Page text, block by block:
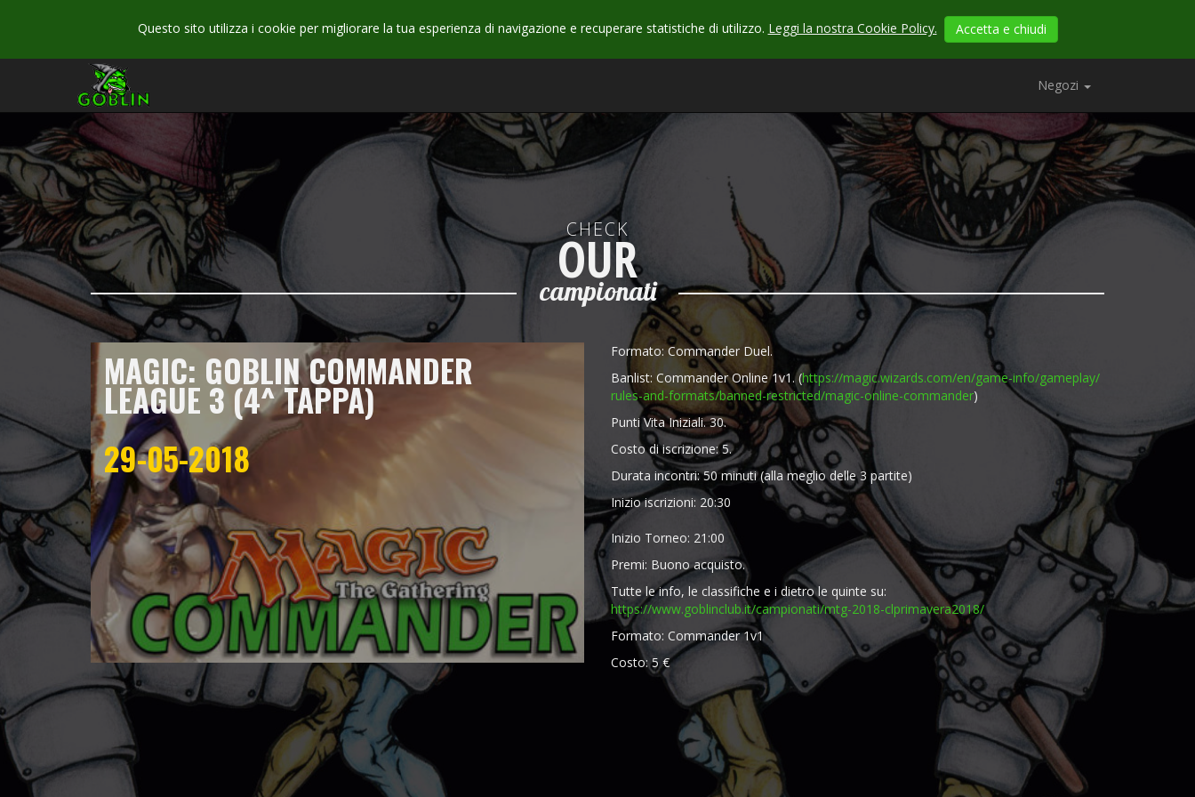
Questo sito utilizza i cookie per migliorare la tua esperienza di navigazione e recuperare statistiche di utilizzo. Leggi la nostra Cookie Policy. Accetta e chiudi
Negozi
CHECK
OUR
campionati
MAGIC: GOBLIN COMMANDER
LEAGUE 3 (4^ TAPPA)
29-05-2018
Formato: Commander Duel.
Banlist: Commander Online 1v1. (https://magic.wizards.com/en/game-info/gameplay/
rules-and-formats/banned-restricted/magic-online-commander)
Punti Vita Iniziali. 30.
Costo di iscrizione: 5.
Durata incontri: 50 minuti (alla meglio delle 3 partite)
Inizio iscrizioni: 20:30
Inizio Torneo: 21:00
Premi: Buono acquisto.
Tutte le info, le classifiche e i dietro le quinte su:
https://www.goblinclub.it/campionati/mtg-2018-clprimavera2018/
Formato: Commander 1v1
Costo: 5 €